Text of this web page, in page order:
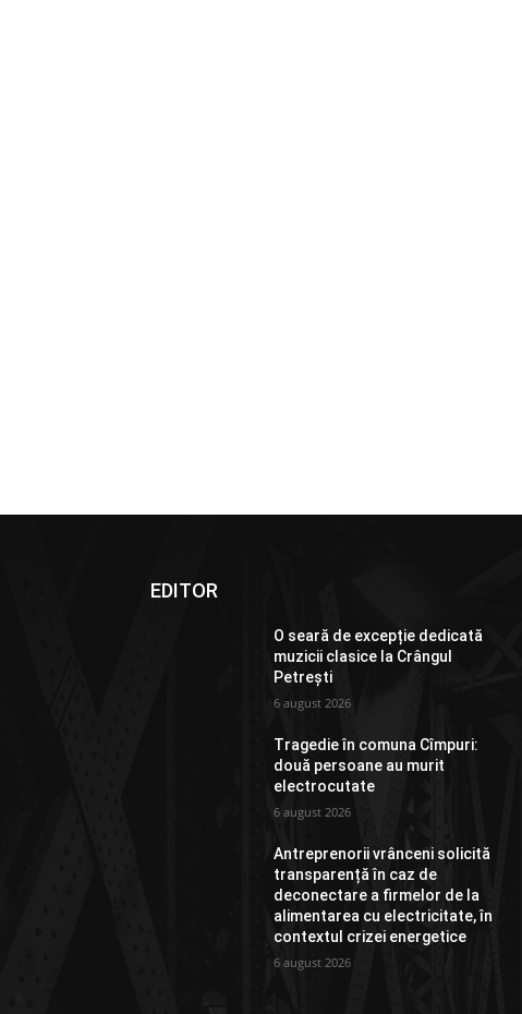
EDITOR
O seară de excepție dedicată
muzicii clasice la Crângul
Petrești
6 august 2026
Tragedie în comuna Cîmpuri:
două persoane au murit
electrocutate
6 august 2026
Antreprenorii vrânceni solicită
transparență în caz de
deconectare a firmelor de la
alimentarea cu electricitate, în
contextul crizei energetice
6 august 2026